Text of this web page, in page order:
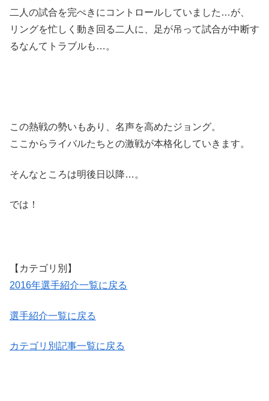
二人の試合を完ぺきにコントロールしていました…が、
リングを忙しく動き回る二人に、足が吊って試合が中断す
るなんてトラブルも…。
この熱戦の勢いもあり、名声を高めたジョング。
ここからライバルたちとの激戦が本格化していきます。
そんなところは明後日以降…。
では！
【カテゴリ別】
2016年選手紹介一覧に戻る
選手紹介一覧に戻る
カテゴリ別記事一覧に戻る